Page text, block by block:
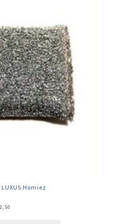
Homiez
2,50